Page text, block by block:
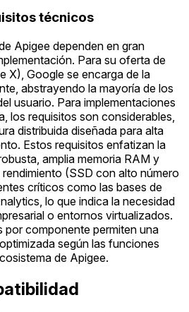
técnicos
Apigee dependen en gran
Para su oferta de
X), Google se encarga de la
abstrayendo la mayoría de los
usuario. Para implementaciones
los requisitos son considerables,
distribuida diseñada para alta
Estos requisitos enfatizan la
amplia memoria RAM y
(SSD con alto número
críticos como las bases de
lo que indica la necesidad
o entornos virtualizados.
por componente permiten una
según las funciones
de Apigee.